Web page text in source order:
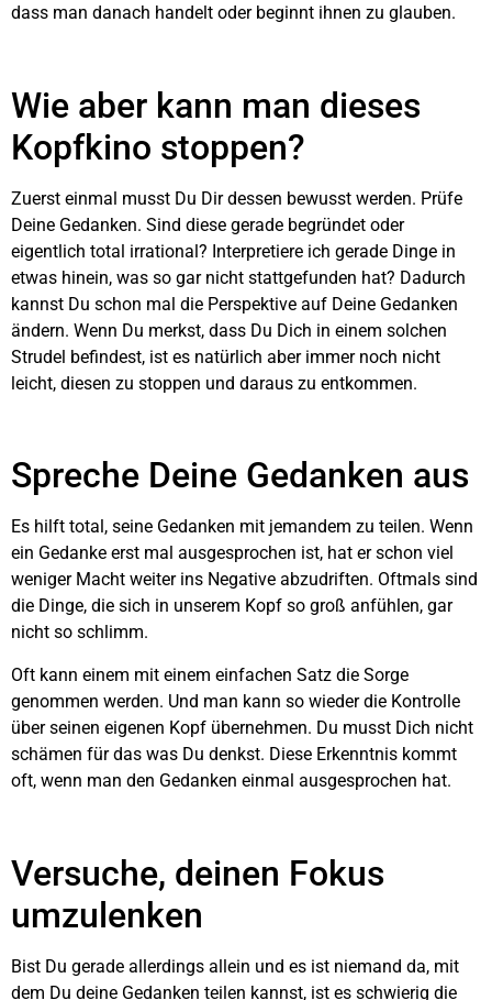
dass man danach handelt oder beginnt ihnen zu glauben.
Wie aber kann man dieses
Kopfkino stoppen?
Zuerst einmal musst Du Dir dessen bewusst werden. Prüfe
Deine Gedanken. Sind diese gerade begründet oder
eigentlich total irrational? Interpretiere ich gerade Dinge in
etwas hinein, was so gar nicht stattgefunden hat? Dadurch
kannst Du schon mal die Perspektive auf Deine Gedanken
ändern. Wenn Du merkst, dass Du Dich in einem solchen
Strudel befindest, ist es natürlich aber immer noch nicht
leicht, diesen zu stoppen und daraus zu entkommen.
Spreche Deine Gedanken aus
Es hilft total, seine Gedanken mit jemandem zu teilen. Wenn
ein Gedanke erst mal ausgesprochen ist, hat er schon viel
weniger Macht weiter ins Negative abzudriften. Oftmals sind
die Dinge, die sich in unserem Kopf so groß anfühlen, gar
nicht so schlimm.
Oft kann einem mit einem einfachen Satz die Sorge
genommen werden. Und man kann so wieder die Kontrolle
über seinen eigenen Kopf übernehmen. Du musst Dich nicht
schämen für das was Du denkst. Diese Erkenntnis kommt
oft, wenn man den Gedanken einmal ausgesprochen hat.
Versuche, deinen Fokus
umzulenken
Bist Du gerade allerdings allein und es ist niemand da, mit
dem Du deine Gedanken teilen kannst, ist es schwierig die